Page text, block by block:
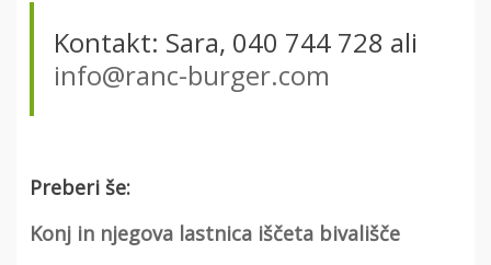
Kontakt: Sara, 040 744 728 ali
info@ranc-burger.com
Preberi še:
Konj in njegova lastnica iščeta bivališče